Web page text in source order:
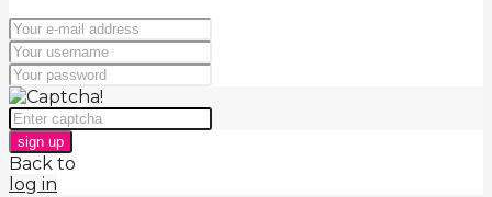
sign up
Back to
log in